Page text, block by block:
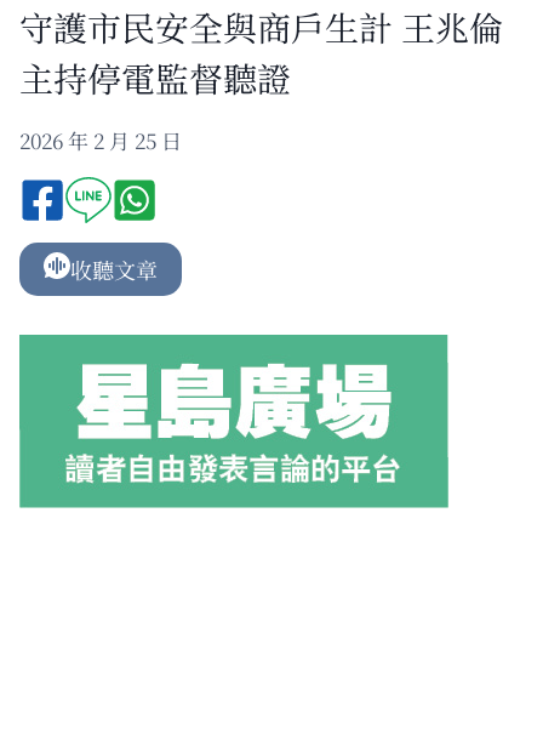
守護市民安全與商戶生計 王兆倫
主持停電監督聽證
2026 年 2 月 25 日
收聽文章